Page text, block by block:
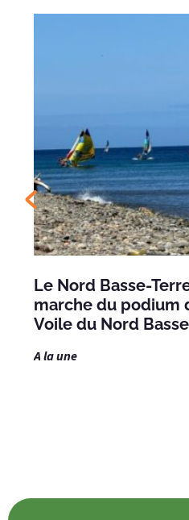
A la une
Le Nord Basse-
marche du podium
Voile du Nord